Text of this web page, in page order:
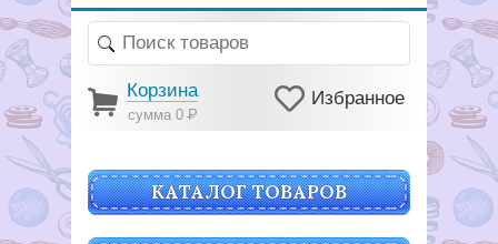
Корзина
сумма 0Р
Избранное
КАТАЛОГ ТОВАРОВ